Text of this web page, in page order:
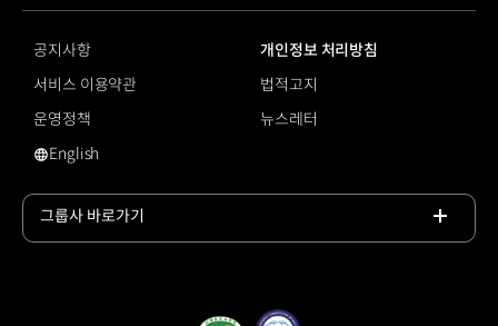
journal
tv
공지사항
개인정보 처리방침
서비스 이용약관
법적고지
운영정책
뉴스레터
영문 사이트로 이동
English
그룹사 바로가기